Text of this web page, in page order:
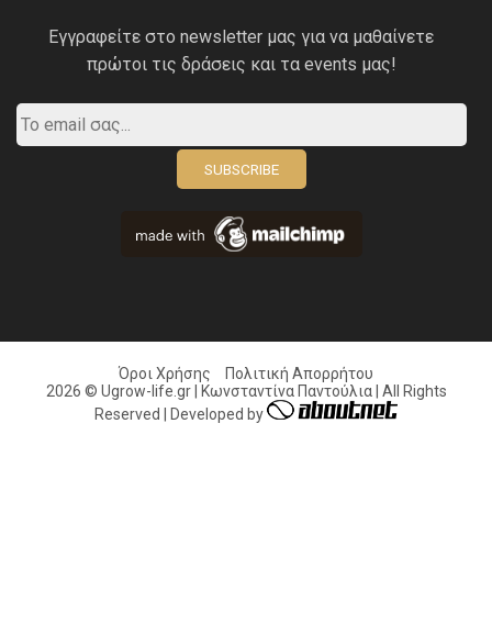
Εγγραφείτε στο newsletter μας για να μαθαίνετε
πρώτοι τις δράσεις και τα events μας!
Όροι Χρήσης
Πολιτική Απορρήτου
2026 © Ugrow-life.gr | Κωνσταντίνα Παντούλια | All Rights
Reserved | Developed by